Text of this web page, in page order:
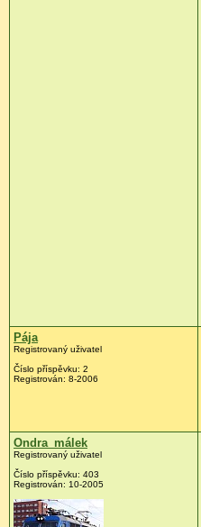
Pája
Registrovaný uživatel
Číslo příspěvku: 2
Registrován: 8-2006
Ondra_málek
Registrovaný uživatel
Číslo příspěvku: 403
Registrován: 10-2005